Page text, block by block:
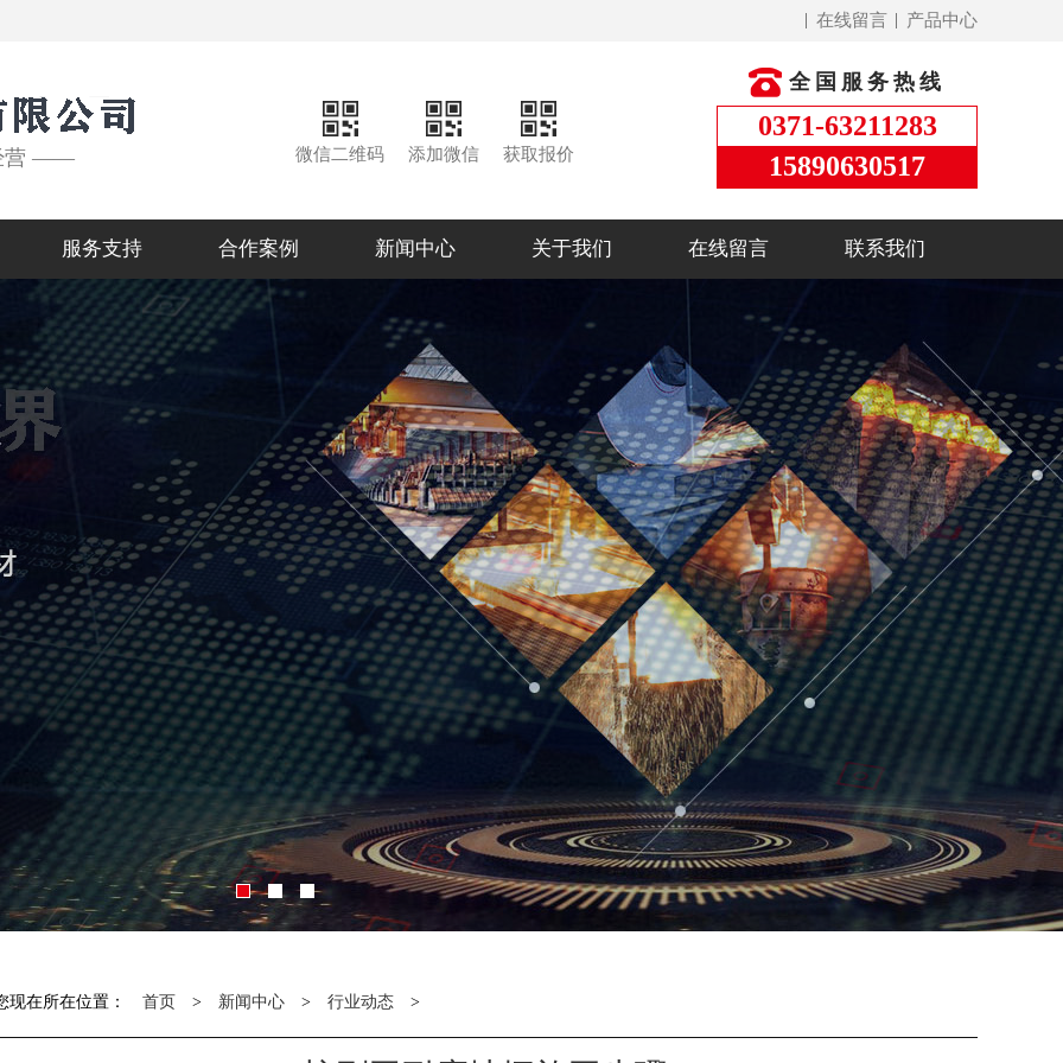
产品中心
在线留言
营 —— 微信二维码 添加微信 获取报价
全国服务热线
0371-63211283
15890630517
服务支持 合作案例 新闻中心 关于我们 在线留言 联系我们
现在所在位置： 首页 > 新闻中心 > 行业动态 >